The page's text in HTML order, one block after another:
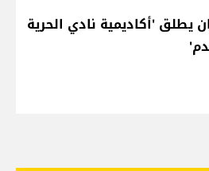
يطلق 'أكاديمية نادي الحرية